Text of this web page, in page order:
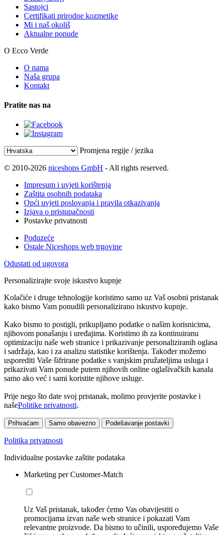
Sastojci
Certifikati prirodne kozmetike
Mi i naš okoliš
Aktualne ponude
O Ecco Verde
O nama
Naša grupa
Kontakt
Pratite nas na
Promjena regije / jezika
© 2010-2026 niceshops GmbH - All rights reserved.
Impresum i uvjeti korištenja
Zaštita osobnih podataka
Opći uvjeti poslovanja i pravila otkazivanja
Izjava o pristupačnosti
Postavke privatnosti
Poduzeće
Ostale Niceshops web trgovine
Odustati od ugovora
Personalizirajte svoje iskustvo kupnje
Kolačiće i druge tehnologije koristimo samo uz Vaš osobni pristanak
kako bismo Vam ponudili personalizirano iskustvo kupnje.
Kako bismo to postigli, prikupljamo podatke o našim korisnicima,
njihovom ponašanju i uređajima. Koristimo ih za kontinuiranu
optimizaciju naše web stranice i prikazivanje personaliziranih oglasa
i sadržaja, kao i za analizu statistike korištenja. Također možemo
usporediti Vaše šifrirane podatke s vanjskim pružateljima usluga i
prikazivati Vam ponude putem njihovih online oglašivačkih kanala
samo ako već i sami koristite njihove usluge.
Prije nego što date svoj pristanak, molimo provjerite postavke i
našePolitike privatnosti.
Prihvaćam Samo obavezno Podešavanje postavki
Politika privatnosti
Individualne postavke zaštite podataka
Marketing per Customer-Match
Uz Vaš pristanak, također ćemo Vas obavijestiti o
promocijama izvan naše web stranice i pokazati Vam
relevantne proizvode. Da bismo to učinili, uspoređujemo Vaše